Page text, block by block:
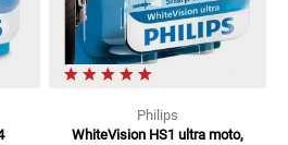
Philips
WhiteVision HS1 ultra moto,